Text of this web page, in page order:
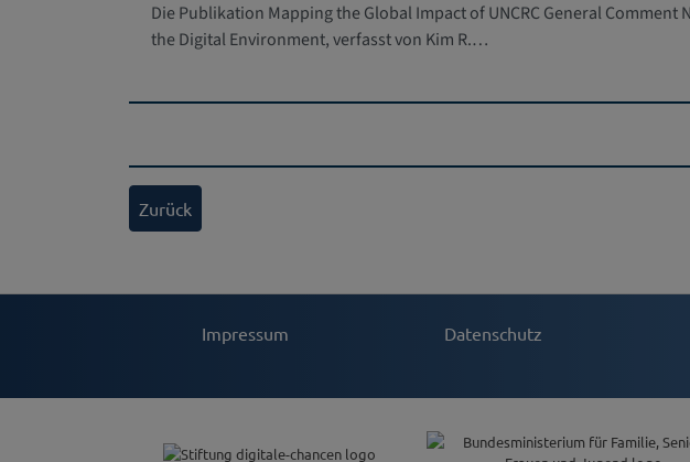
Die Publikation Mapping the Global Impact of UNCRC General Comment
the Digital Environment, verfasst von Kim R.…
Zurück
Impressum Datenschutz